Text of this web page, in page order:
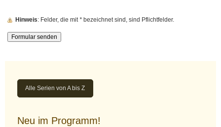
Hinweis : Felder, die mit* bezeichnet sind, sind Pflichtfelder.
Alle Serien von A bis Z
Neu im Programm!